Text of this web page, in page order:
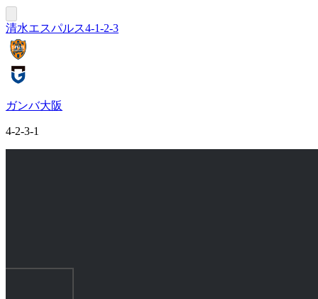
清水エスパルス4-1-2-3
ガンバ大阪
4-2-3-1